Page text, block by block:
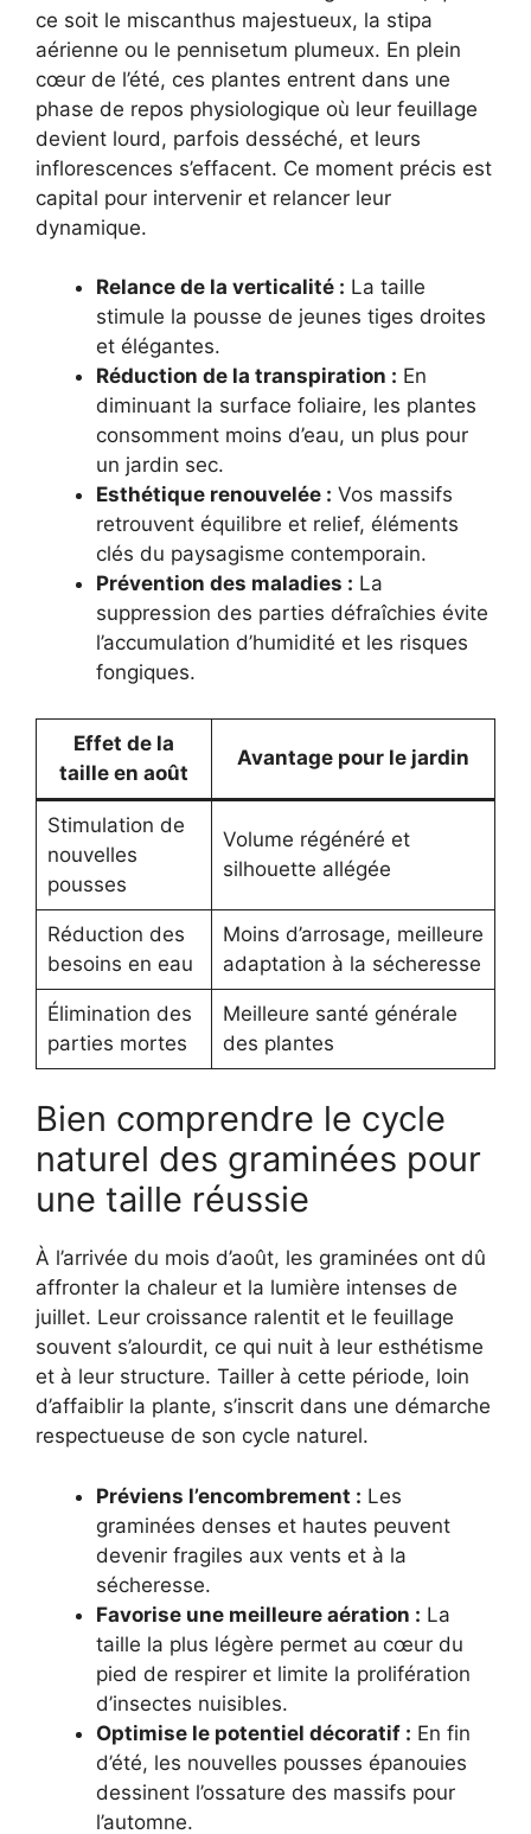
ce soit le miscanthus majestueux, la stipa
aérienne ou le pennisetum plumeux. En plein
cœur de l’été, ces plantes entrent dans une
phase de repos physiologique où leur feuillage
devient lourd, parfois desséché, et leurs
inflorescences s’effacent. Ce moment précis est
capital pour intervenir et relancer leur
dynamique.
Relance de la verticalité : La taille
stimule la pousse de jeunes tiges droites
et élégantes.
Réduction de la transpiration : En
diminuant la surface foliaire, les plantes
consomment moins d’eau, un plus pour
un jardin sec.
Esthétique renouvelée : Vos massifs
retrouvent équilibre et relief, éléments
clés du paysagisme contemporain.
Prévention des maladies : La
suppression des parties défraîchies évite
l’accumulation d’humidité et les risques
fongiques.
Effet de la
taille en août
Avantage pour le jardin
Stimulation de
nouvelles
pousses
Volume régénéré et
silhouette allégée
Réduction des
besoins en eau
Moins d’arrosage, meilleure
adaptation à la sécheresse
Élimination des
parties mortes
Meilleure santé générale
des plantes
Bien comprendre le cycle
naturel des graminées pour
une taille réussie
À l’arrivée du mois d’août, les graminées ont dû
affronter la chaleur et la lumière intenses de
juillet. Leur croissance ralentit et le feuillage
souvent s’alourdit, ce qui nuit à leur esthétisme
et à leur structure. Tailler à cette période, loin
d’affaiblir la plante, s’inscrit dans une démarche
respectueuse de son cycle naturel.
Préviens l’encombrement : Les
graminées denses et hautes peuvent
devenir fragiles aux vents et à la
sécheresse.
Favorise une meilleure aération : La
taille la plus légère permet au cœur du
pied de respirer et limite la prolifération
d’insectes nuisibles.
Optimise le potentiel décoratif : En fin
d’été, les nouvelles pousses épanouies
dessinent l’ossature des massifs pour
l’automne.